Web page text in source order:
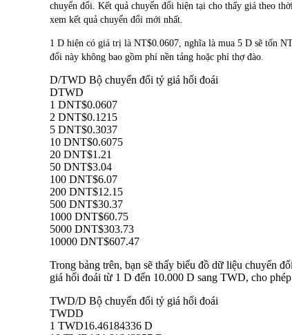
chuyển đổi. Kết quả chuyển đổi hiện tại cho thấy giá theo
xem kết quả chuyển đổi mới nhất.
1 D hiện có giá trị là NT$0.0607, nghĩa là mua 5 D sẽ tốn
đổi này không bao gồm phí nền tảng hoặc phí thợ đào.
D/TWD Bộ chuyển đổi tỷ giá hối đoái
DTWD
1 DNT$0.0607
2 DNT$0.1215
5 DNT$0.3037
10 DNT$0.6075
20 DNT$1.21
50 DNT$3.04
100 DNT$6.07
200 DNT$12.15
500 DNT$30.37
1000 DNT$60.75
5000 DNT$303.73
10000 DNT$607.47
Trong bảng trên, bạn sẽ thấy biểu đồ dữ liệu chuyển
giá hối đoái từ 1 D đến 10.000 D sang TWD, cho
TWD/D Bộ chuyển đổi tỷ giá hối đoái
TWDD
1 TWD16.46184336 D